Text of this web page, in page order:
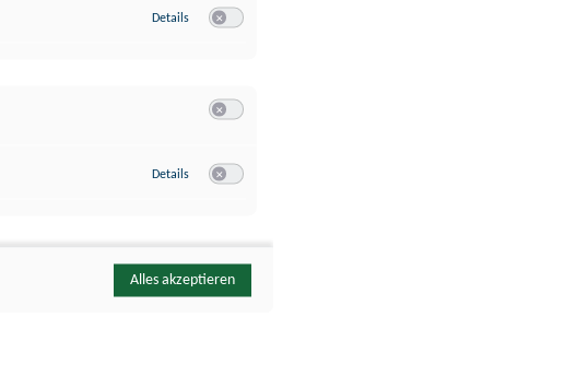
Details zu Google Analytics
Details zu YouTube
Alles akzeptieren